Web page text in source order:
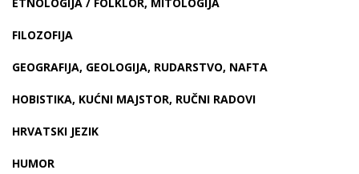
FILOZOFIJA
GEOGRAFIJA, GEOLOGIJA, RUDARSTVO, NAFTA
HOBISTIKA, KUĆNI MAJSTOR, RUČNI RADOVI
HRVATSKI JEZIK
HUMOR